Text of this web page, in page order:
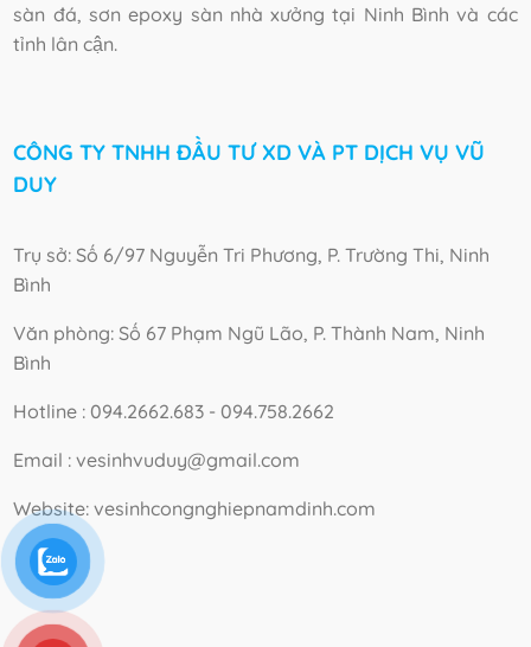
sàn đá, sơn epoxy sàn nhà xưởng tại Ninh Bình và các
tỉnh lân cận.
CÔNG TY TNHH ĐẦU TƯ XD VÀ PT DỊCH VỤ VŨ
DUY
Trụ sở: Số 6/97 Nguyễn Tri Phương, P. Trường Thi, Ninh
Bình
Văn phòng: Số 67 Phạm Ngũ Lão, P. Thành Nam, Ninh
Bình
Hotline : 094.2662.683 - 094.758.2662
Email : vesinhvuduy@gmail.com
Website: vesinhcongnghiepnamdinh.com